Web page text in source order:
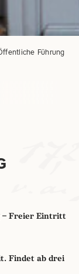
Führung
– Freier Eintritt
Findet ab drei